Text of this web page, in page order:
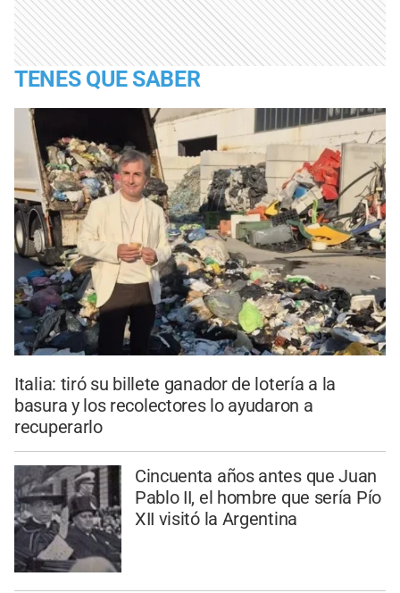
TENES QUE SABER
Italia: tiró su billete ganador de lotería a la
basura y los recolectores lo ayudaron a
recuperarlo
Cincuenta años antes que Juan
Pablo II, el hombre que sería Pío
XII visitó la Argentina